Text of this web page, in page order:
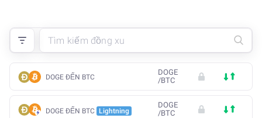
DOGE ĐẾN BTC
DOGE
/BTC
DOGE ĐẾN BTC Lightning
DOGE
/BTC